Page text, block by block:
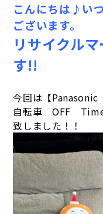
こんにちは♪い
ございます。
リサイクル
す!!
今回は【
自転車 OFF
致しました！！